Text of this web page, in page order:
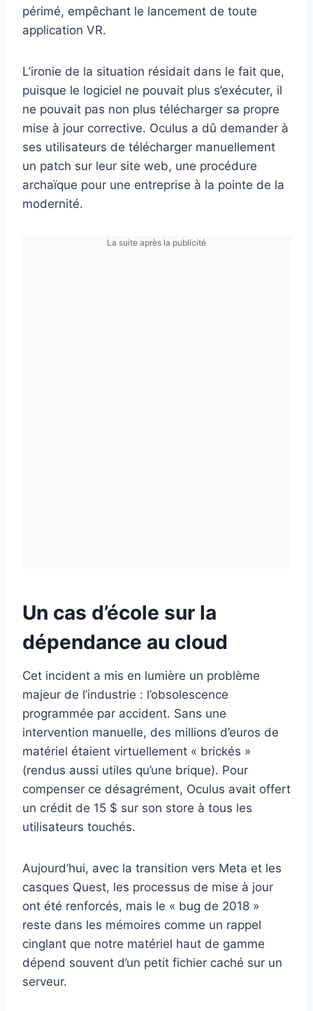
périmé, empêchant le lancement de toute
application VR.
L’ironie de la situation résidait dans le fait que,
puisque le logiciel ne pouvait plus s’exécuter, il
ne pouvait pas non plus télécharger sa propre
mise à jour corrective. Oculus a dû demander à
ses utilisateurs de télécharger manuellement
un patch sur leur site web, une procédure
archaïque pour une entreprise à la pointe de la
modernité.
La suite après la publicité
Un cas d’école sur la
dépendance au cloud
Cet incident a mis en lumière un problème
majeur de l’industrie : l’obsolescence
programmée par accident. Sans une
intervention manuelle, des millions d’euros de
matériel étaient virtuellement « brickés »
(rendus aussi utiles qu’une brique). Pour
compenser ce désagrément, Oculus avait offert
un crédit de 15 $ sur son store à tous les
utilisateurs touchés.
Aujourd’hui, avec la transition vers Meta et les
casques Quest, les processus de mise à jour
ont été renforcés, mais le « bug de 2018 »
reste dans les mémoires comme un rappel
cinglant que notre matériel haut de gamme
dépend souvent d’un petit fichier caché sur un
serveur.